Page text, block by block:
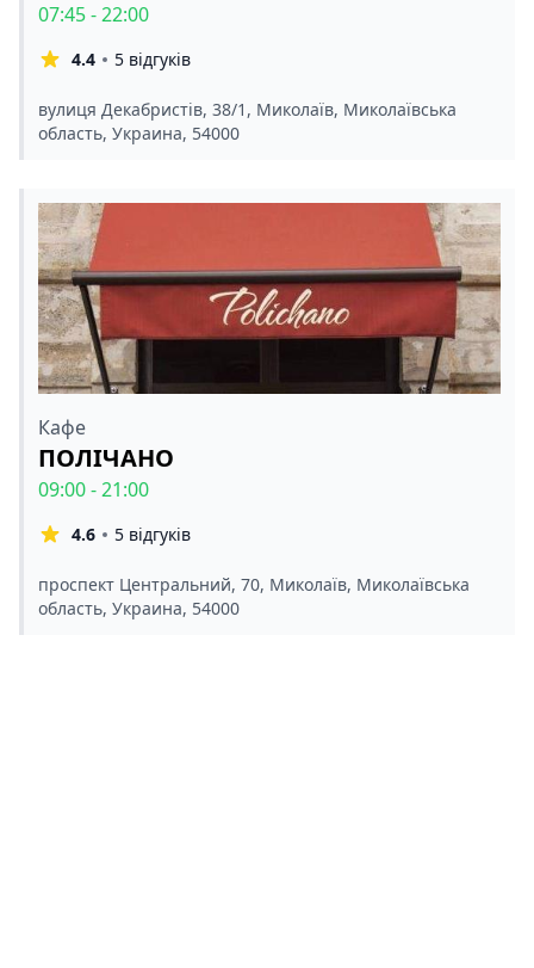
07:45 - 22:00
4.4 5 відгуків
вулиця Декабристів, 38/1, Миколаїв, Миколаївська
область, Украина, 54000
Кафе
ПОЛІЧАНО
09:00 - 21:00
4.6 5 відгуків
проспект Центральний, 70, Миколаїв, Миколаївська
область, Украина, 54000